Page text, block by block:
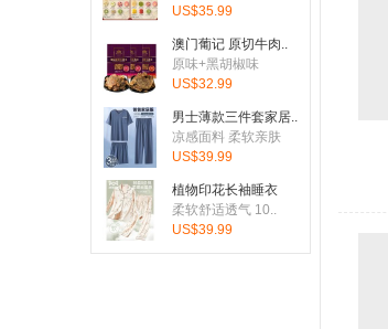
US$35.99
澳门葡记 原切牛肉..
原味+黑胡椒味
US$32.99
男士薄款三件套家居..
凉感面料 柔软亲肤
US$39.99
植物印花长袖睡衣
柔软舒适透气 10..
US$39.99